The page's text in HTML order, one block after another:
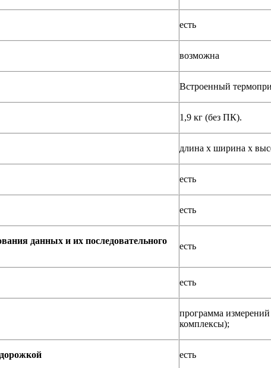
есть
возможна
Встроенный
1,9 кг (без ПК).
длина х ширина х
есть
есть
данных и их последовательного
есть
есть
программа
комплексы);
есть